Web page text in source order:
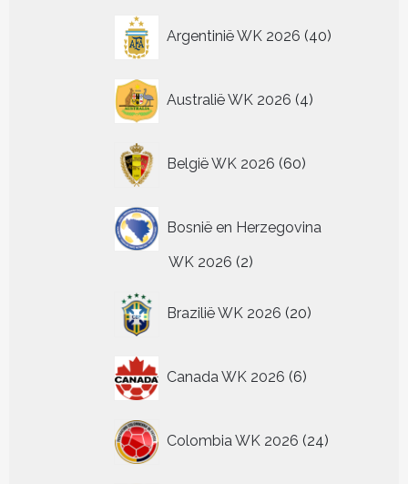
Argentinië WK 2026 40
producten
Australië WK 2026 4
producten
België WK 2026 60
producten
Bosnië en Herzegovina
WK 2026 22
Brazilië WK 2026 20
producten
Canada WK 2026 6
producten
Colombia WK 2026 24
producten